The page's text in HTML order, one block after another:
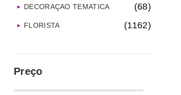
DECORAÇAO TEMATICA (68)
FLORISTA (1162)
Preço